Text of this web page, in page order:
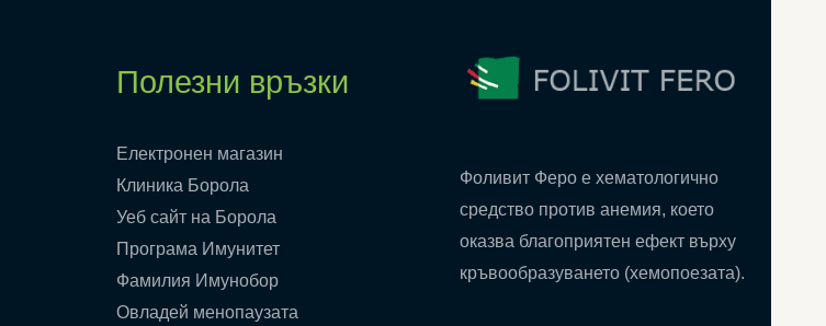
Полезни връзки
Електронен магазин
Клиника Борола
Уеб сайт на Борола
Програма Имунитет
Фамилия Имунобор
Овладей менопаузата
Фоливит Феро е хематологично
средство против анемия, което
оказва благоприятен ефект върху
кръвообразуването (хемопоезата).